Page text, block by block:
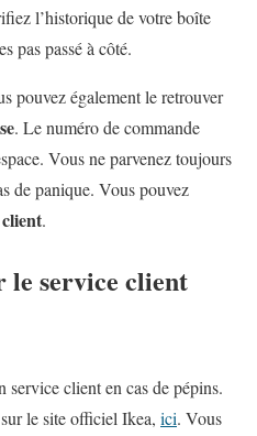
l’historique de votre boîte
pas passé à côté.
pouvez également le retrouver
. Le numéro de commande
Vous ne parvenez toujours
de panique. Vous pouvez
.
le service client
client en cas de pépins.
le site officiel Ikea, ici. Vous